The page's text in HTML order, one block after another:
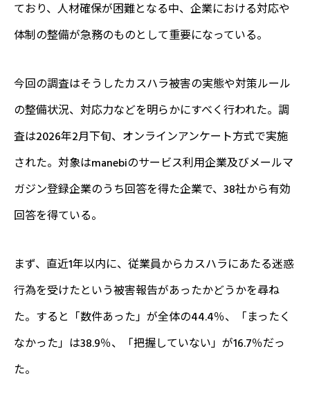
ており、人材確保が困難となる中、企業における対応や
体制の整備が急務のものとして重要になっている。
今回の調査はそうしたカスハラ被害の実態や対策ルール
の整備状況、対応力などを明らかにすべく行われた。調
査は2026年2月下旬、オンラインアンケート方式で実施
された。対象はmanebiのサービス利用企業及びメールマ
ガジン登録企業のうち回答を得た企業で、38社から有効
回答を得ている。
まず、直近1年以内に、従業員からカスハラにあたる迷惑
行為を受けたという被害報告があったかどうかを尋ね
た。すると「数件あった」が全体の44.4％、「まったく
なかった」は38.9％、「把握していない」が16.7％だっ
た。